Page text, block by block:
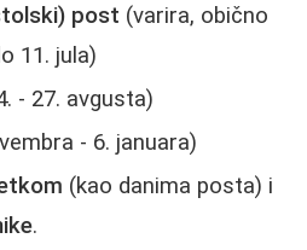
post (varira, obično
11. jula)
- 27. avgusta)
- 6. januara)
(kao danima posta) i
.